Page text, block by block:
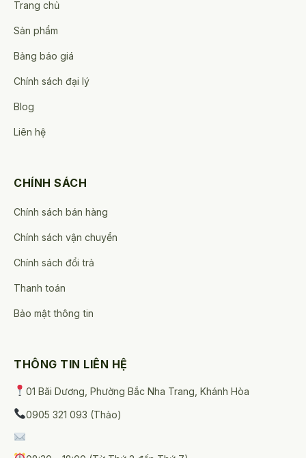
Trang chủ
Sản phẩm
Bảng báo giá
Chính sách đại lý
Blog
Liên hệ
CHÍNH SÁCH
Chính sách bán hàng
Chính sách vận chuyển
Chính sách đổi trả
Thanh toán
Bảo mật thông tin
THÔNG TIN LIÊN HỆ
01 Bãi Dương, Phường Bắc Nha Trang, Khánh Hòa
0905 321 093 (Thảo)